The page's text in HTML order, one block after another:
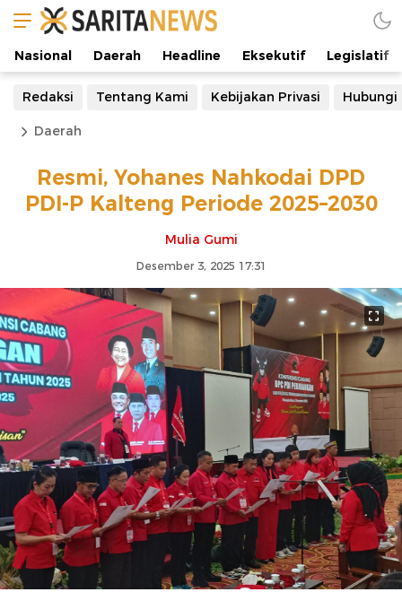
Nasional Daerah Headline Eksekutif Legislatif
Redaksi Tentang Kami Kebijakan Privasi Hubungi
Daerah
Resmi, Yohanes Nahkodai DPD
PDI-P Kalteng Periode 2025–2030
Mulia Gumi
Desember 3, 2025 17:31